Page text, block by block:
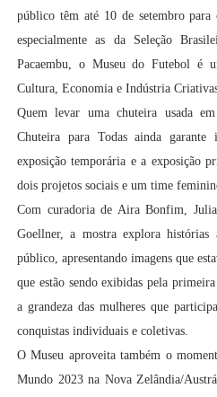
público têm até 10 de setembro para
especialmente as da Seleção
Pacaembu, o Museu do Futebol é
Cultura, Economia e Indústria
Quem levar uma chuteira usada
Chuteira para Todas ainda
exposição temporária e a exposição
dois projetos sociais e um time
Com curadoria de Aira Bonfim,
Goellner, a mostra explora histórias
público, apresentando imagens que
que estão sendo exibidas pela
a grandeza das mulheres que
conquistas individuais e coletivas.
O Museu aproveita também o
Mundo 2023 na Nova Zelândia/